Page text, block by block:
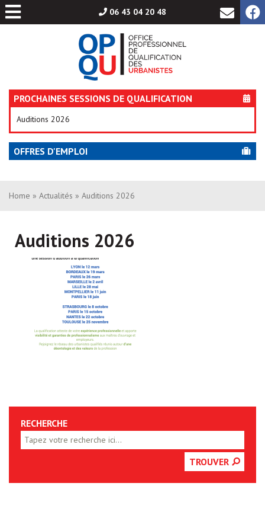
06 43 04 20 48
PROCHAINES SESSIONS DE QUALIFICATION
Auditions 2026
OFFRES D'EMPLOI
Aller
au
Home » Actualités » Auditions 2026
Auditions 2026
RECHERCHE
TROUVER